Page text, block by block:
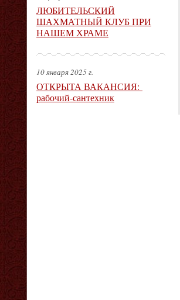
ЛЮБИТЕЛЬСКИЙ
ШАХМАТНЫЙ КЛУБ ПРИ
НАШЕМ ХРАМЕ
10 января 2025 г.
ОТКРЫТА ВАКАНСИЯ:
рабочий-сантехник